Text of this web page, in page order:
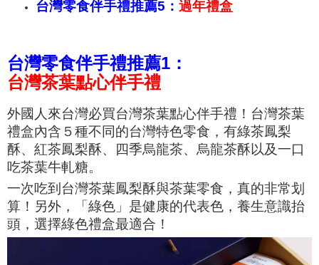
台灣零食伴手禮推薦5： 過年禮盒
台灣零食伴手禮推薦1：
台灣茶葉點心伴手禮
外國人來台灣必買台灣茶葉點心伴手禮！台灣茶葉
禮盒內含５種不同的台灣特色零食，有綠茶鳳梨
酥、紅茶鳳梨酥、四季烏龍茶、烏龍茶酥以及一口
吃茶葉牛軋糖。
一次吃到台灣茶葉鳳梨酥與茶葉零食，真的非常划
算！另外，
「綠色」是健康的代表色，養生意識抬
頭，選擇綠色禮盒最適合！